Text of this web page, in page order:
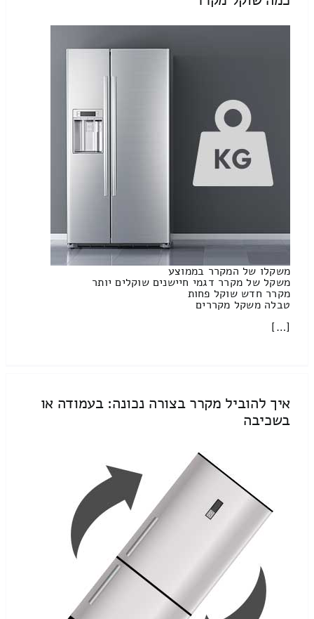
משקלו של המקרר בממוצע
משקל של מקרר דגמי חיישנים שוקלים יותר
מקרר חדש שוקל פחות
טבלה משקל מקררים
[…]
איך להוביל מקרר בצורה נכונה: בעמודה או
בשכיבה